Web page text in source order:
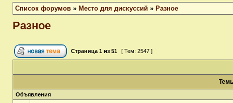
Список форумов » Место для дискуссий » Разное
Разное
Страница 1 из 51 [ Тем: 2547 ]
Объявления